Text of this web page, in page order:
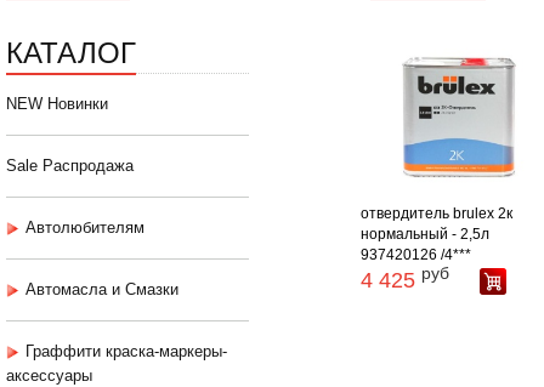
КАТАЛОГ
NEW Новинки
Sale Распродажа
Автолюбителям
Автомасла и Смазки
Граффити краска-маркеры-
аксессуары
отвердитель brulex 2к
нормальный - 2,5л
937420126 /4***
4 425 руб